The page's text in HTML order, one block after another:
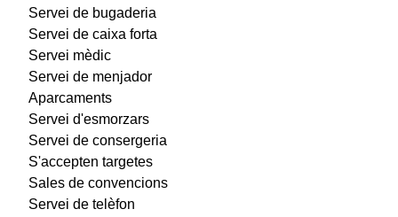
Servei de bugaderia
Servei de caixa forta
Servei mèdic
Servei de menjador
Aparcaments
Servei d'esmorzars
Servei de consergeria
S'accepten targetes
Sales de convencions
Servei de telèfon